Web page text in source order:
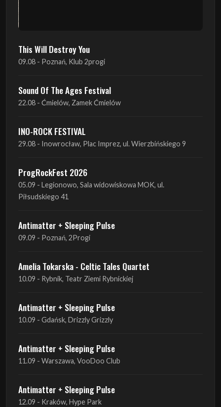
This Will Destroy You
09.08 - Poznań, Klub 2progi
Sound Of The Ages Festival
22.08 - Ćmielów, Zamek Ćmielów
INO-ROCK FESTIVAL
29.08 - Inowrocław, Plac Imprez, ul. Wierzbińskiego 9
ProgRockFest 2026
Antimatter + Sleeping Pulse
09.09 - Poznań, 2Progi
Amelia Tokarska - Celtic Tales Quartet
10.09 - Rybnik, Teatr Ziemi Rybnickiej
Antimatter + Sleeping Pulse
Antimatter + Sleeping Pulse
11.09 - Warszawa, VooDoo Club
Antimatter + Sleeping Pulse
12.09 - Kraków, Hype Park
Amelia Tokarska - Celtic Tales Quartet
19.09 - Brześć Kujawski, Wahadło